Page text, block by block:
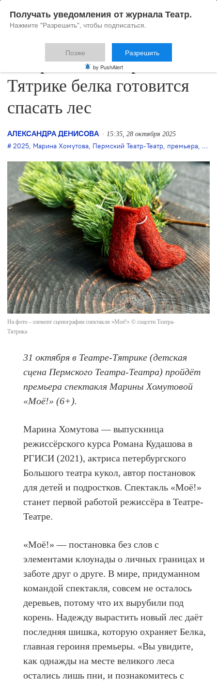
В пермском Театре-
Тятрике белка готовится
спасать лес
АЛЕКСАНДРА ДЕНИСОВА 15:35, 28 октября 2025
2025, Марина Хомутова, Пермский Театр-Театр, премьера,
На фото - элемент сценографии спектакля «Моё!» © соцсети Театра-
Тятрика
31 октября в Театре-Тятрике (детская
сцена Пермского Театра-Театра) пройдёт
премьера спектакля Марины Хомутовой
«Моё!» (6+).
Марина Хомутова — выпускница
режиссёрского курса Романа Кудашова в
РГИСИ (2021), актриса петербургского
Большого театра кукол, автор постановок
для детей и подростков. Спектакль «Моё!»
станет первой работой режиссёра в Театре-
Театре.
«Моё!» — постановка без слов с
элементами клоунады о личных границах и
заботе друг о друге. В мире, придуманном
командой спектакля, совсем не осталось
деревьев, потому что их вырубили под
корень. Надежду вырастить новый лес даёт
последняя шишка, которую охраняет Белка,
главная героиня премьеры. «Вы увидите,
как однажды на месте великого леса
остались лишь пни, и познакомитесь с
Получать уведомления от журнала Театр.
Нажмите "Разрешить", чтобы подписаться.
Позже Разрешить
by PushAlert